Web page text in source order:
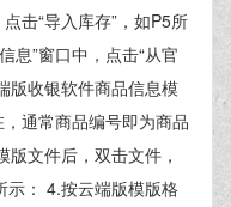
击“导入库存”，如P5所
息”窗口中，点击“从官
版收银软件商品信息模
通常商品编号即为商品
文件后，双击文件，
示： 4.按云端版模版格